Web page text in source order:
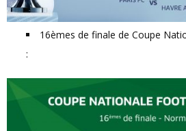
16èmes de finale de Coupe
: